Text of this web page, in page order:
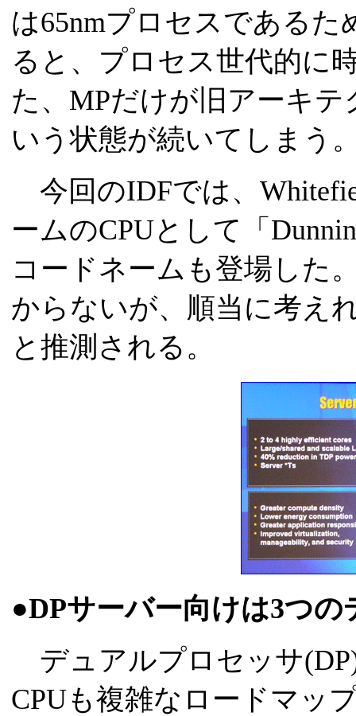
は65nmプロセスである
ると、プロセス世代的に
た、MPだけが旧アーキ
いう状態が続いてしまう
今回のIDFでは、
ームのCPUとして「
コードネームも登場した
からないが、順当に考え
と推測される。
●DPサーバー向けは3つ
デュアルプロセッサ
CPUも複雑なロードマッ